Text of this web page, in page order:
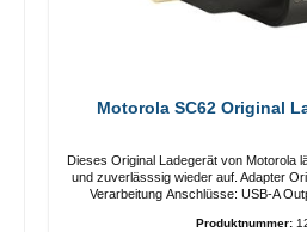
Motorola SC62 Original
Dieses Original Ladegerät von Motorola
und zuverlässsig wieder auf. Adapter Original Motorola Hochwertige
Verarbeitung Anschlüsse:
Produktnummer: